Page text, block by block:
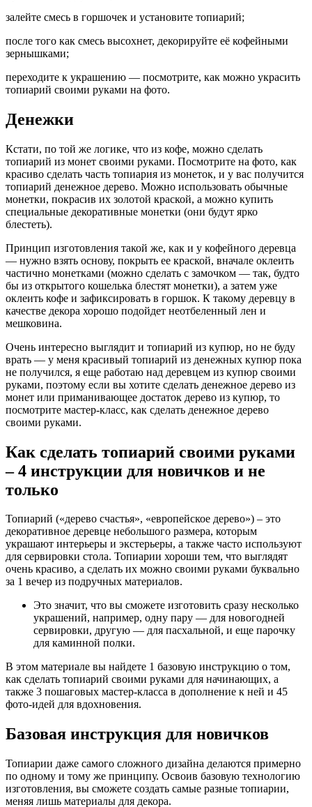
залейте смесь в горшочек и установите топиарий;
после того как смесь высохнет, декорируйте её кофейными
зернышками;
переходите к украшению — посмотрите, как можно украсить
топиарий своими руками на фото.
Денежки
Кстати, по той же логике, что из кофе, можно сделать
топиарий из монет своими руками. Посмотрите на фото, как
красиво сделать часть топиария из монеток, и у вас получится
топиарий денежное дерево. Можно использовать обычные
монетки, покрасив их золотой краской, а можно купить
специальные декоративные монетки (они будут ярко
блестеть).
Принцип изготовления такой же, как и у кофейного деревца
— нужно взять основу, покрыть ее краской, вначале оклеить
частично монетками (можно сделать с замочком — так, будто
бы из открытого кошелька блестят монетки), а затем уже
оклеить кофе и зафиксировать в горшок. К такому деревцу в
качестве декора хорошо подойдет неотбеленный лен и
мешковина.
Очень интересно выглядит и топиарий из купюр, но не буду
врать — у меня красивый топиарий из денежных купюр пока
не получился, я еще работаю над деревцем из купюр своими
руками, поэтому если вы хотите сделать денежное дерево из
монет или приманивающее достаток дерево из купюр, то
посмотрите мастер-класс, как сделать денежное дерево
своими руками.
Как сделать топиарий своими руками
– 4 инструкции для новичков и не
только
Топиарий («дерево счастья», «европейское дерево») – это
декоративное деревце небольшого размера, которым
украшают интерьеры и экстерьеры, а также часто используют
для сервировки стола. Топиарии хороши тем, что выглядят
очень красиво, а сделать их можно своими руками буквально
за 1 вечер из подручных материалов.
Это значит, что вы сможете изготовить сразу несколько
украшений, например, одну пару — для новогодней
сервировки, другую — для пасхальной, и еще парочку
для каминной полки.
В этом материале вы найдете 1 базовую инструкцию о том,
как сделать топиарий своими руками для начинающих, а
также 3 пошаговых мастер-класса в дополнение к ней и 45
фото-идей для вдохновения.
Базовая инструкция для новичков
Топиарии даже самого сложного дизайна делаются примерно
по одному и тому же принципу. Освоив базовую технологию
изготовления, вы сможете создать самые разные топиарии,
меняя лишь материалы для декора.